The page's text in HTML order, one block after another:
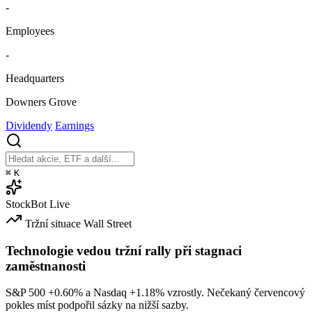
-
Employees
-
Headquarters
Downers Grove
Dividendy Earnings
⌘ K
StockBot Live
Tržní situace Wall Street
Technologie vedou tržní rally při stagnaci
zaměstnanosti
S&P 500 +0.60% a Nasdaq +1.18% vzrostly. Nečekaný červencový
pokles míst podpořil sázky na nižší sazby.